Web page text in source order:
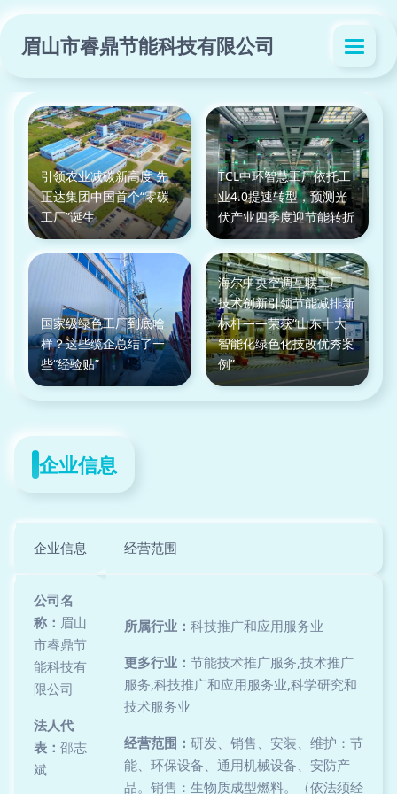
眉山市睿鼎节能科技有限公司
引领农业减碳新高度 先
正达集团中国首个“零碳
工厂”诞生
TCL中环智慧工厂依托工
业4.0提速转型，预测光
伏产业四季度迎节能转折
国家级绿色工厂到底啥
样？这些缆企总结了一
些“经验贴”
海尔中央空调互联工厂
技术创新引领节能减排新
标杆——荣获“山东十大
智能化绿色化技改优秀案
例”
企业信息
企业信息 经营范围
公司名
称： 眉山
市睿鼎节
能科技有
限公司
法人代
表： 邵志
斌
所属行业： 科技推广和应用服务业
更多行业： 节能技术推广服务,技术推广
服务,科技推广和应用服务业,科学研究和
技术服务业
经营范围： 研发、销售、安装、维护：节
能、环保设备、通用机械设备、安防产
品。销售：生物质成型燃料。（依法须经